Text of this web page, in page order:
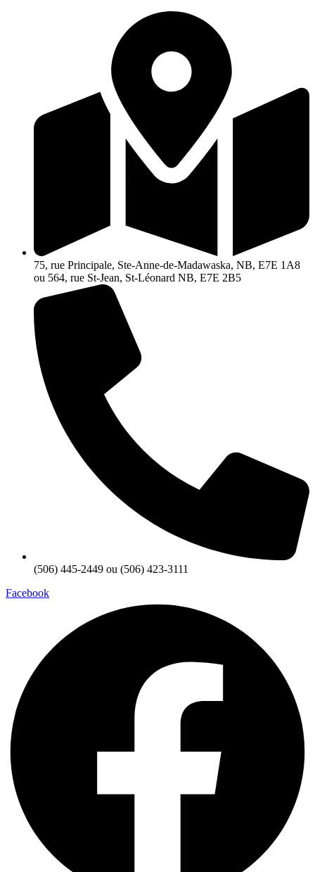
75, rue Principale, Ste-Anne-de-Madawaska, NB, E7E 1A8
ou 564, rue St-Jean, St-Léonard NB, E7E 2B5
(506) 445-2449 ou (506) 423-3111
Facebook